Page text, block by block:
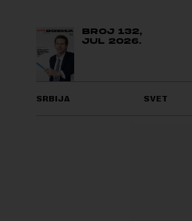
BROJ 132,
JUL 2026.
SRBIJA SVET